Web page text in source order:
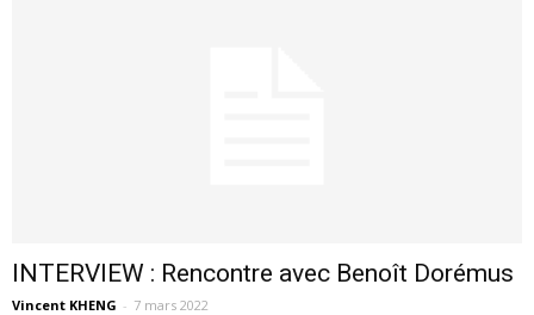
INTERVIEW : Rencontre avec Benoît Dorémus
Vincent KHENG - 7 mars 2022